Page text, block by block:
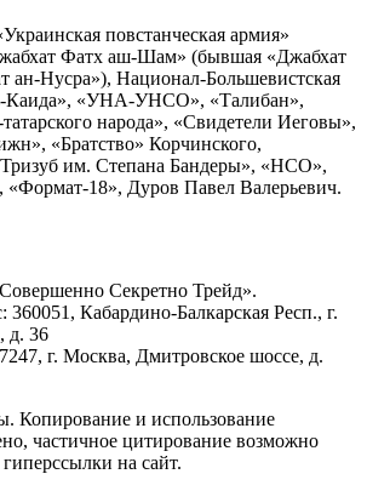
повстанческая армия»
Фатх аш-Шам» (бывшая «Джабхат
ан-Нусра»), Национал-Большевистская
Каида», «УНА-УНСО», «Талибан»,
народа», «Свидетели Иеговы»,
«Братство» Корчинского,
им. Степана Бандеры», «НСО»,
«Формат-18», Дуров Павел Валерьевич.
Секретно Трейд».
Кабардино-Балкарская Респ., г.
д. 36
г. Москва, Дмитровское шоссе, д.
Копирование и использование
частичное цитирование возможно
на сайт.